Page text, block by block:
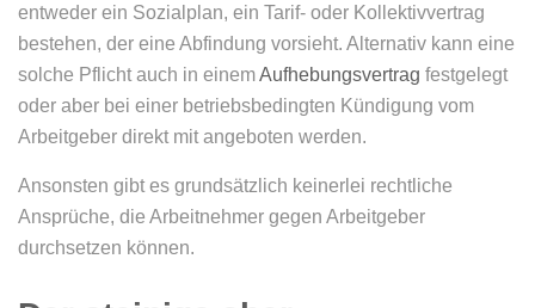
entweder ein Sozialplan, ein Tarif- oder Kollektivvertrag
bestehen, der eine Abfindung vorsieht. Alternativ kann eine
solche Pflicht auch in einemAufhebungsvertrag festgelegt
oder aber bei einer betriebsbedingten Kündigung vom
Arbeitgeber direkt mit angeboten werden.
Ansonsten gibt es grundsätzlich keinerlei rechtliche
Ansprüche, die Arbeitnehmer gegen Arbeitgeber
durchsetzen können.